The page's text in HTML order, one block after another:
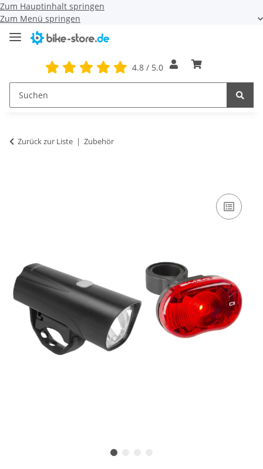
Zum Hauptinhalt springen
Zum Menü springen
4.8 / 5.0
Zurück zur Liste Zubehör